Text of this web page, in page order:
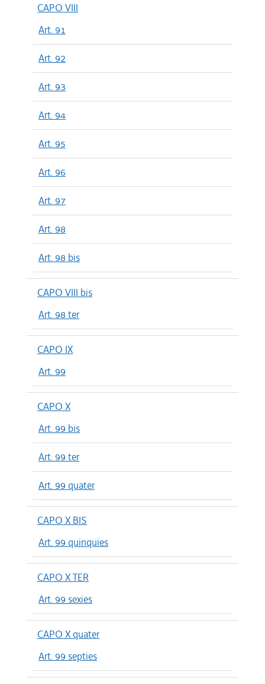
CAPO VIII
Art. 91
Art. 92
Art. 93
Art. 94
Art. 95
Art. 96
Art. 97
Art. 98
Art. 98 bis
CAPO VIII bis
Art. 98 ter
CAPO IX
Art. 99
CAPO X
Art. 99 bis
Art. 99 ter
Art. 99 quater
CAPO X BIS
Art. 99 quinquies
CAPO X TER
Art. 99 sexies
CAPO X quater
Art. 99 septies